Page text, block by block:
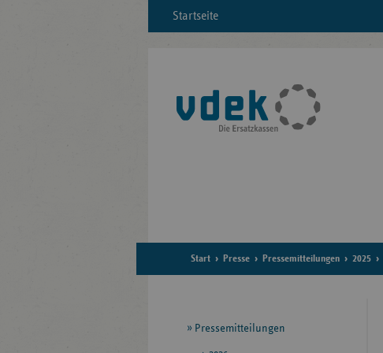
Startseite
Start Presse Pressemitteilungen 2025
Seitennavigation
Pressemitteilungen